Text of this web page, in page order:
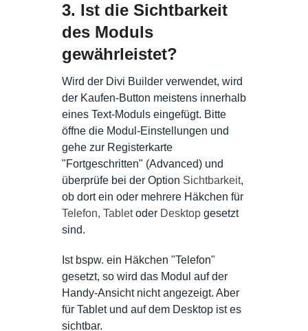
3. Ist die Sichtbarkeit
des Moduls
gewährleistet?
Wird der Divi Builder verwendet, wird
der Kaufen-Button meistens innerhalb
eines Text-Moduls eingefügt. Bitte
öffne die Modul-Einstellungen und
gehe zur Registerkarte
"Fortgeschritten" (Advanced) und
überprüfe bei der Option Sichtbarkeit,
ob dort ein oder mehrere Häkchen für
Telefon, Tabletoder Desktop gesetzt
sind.
Ist bspw. ein Häkchen "Telefon"
gesetzt, so wird das Modul auf der
Handy-Ansicht nicht angezeigt. Aber
für Tablet und auf dem Desktop ist es
sichtbar.